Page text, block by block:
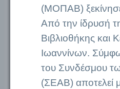
(ΜΟΠΑΒ) ξεκίνησε
Από την ίδρυσή
Βιβλιοθήκης και
Ιωαννίνων.
του Συνδέσμου
(ΣΕΑΒ) αποτελεί